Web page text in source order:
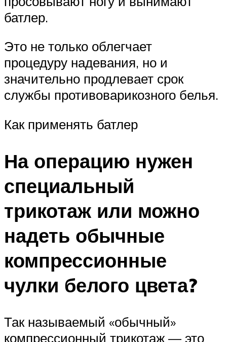
батлер.
Это не только облегчает
процедуру надевания, но и
значительно продлевает срок
службы противоварикозного белья.
Как применять батлер
На операцию нужен
специальный
трикотаж или можно
надеть обычные
компрессионные
чулки белого цвета?
Так называемый «обычный»
компрессионный трикотаж — это